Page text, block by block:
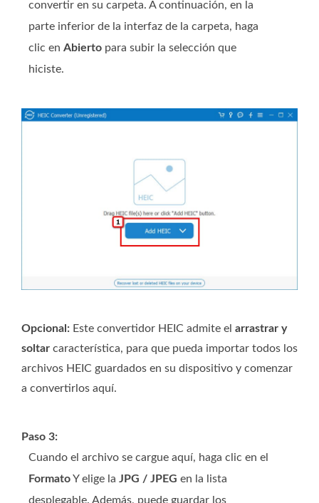
convertir en su carpeta. A continuación, en la
parte inferior de la interfaz de la carpeta, haga
clic en Abierto para subir la selección que
hiciste.
Opcional: Este convertidor HEIC admite el arrastrar y
soltar característica, para que pueda importar todos los
archivos HEIC guardados en su dispositivo y comenzar
a convertirlos aquí.
Paso 3:
Cuando el archivo se cargue aquí, haga clic en el
FormatoY elige la JPG / JPEG en la lista
desplegable. Además, puede guardar los